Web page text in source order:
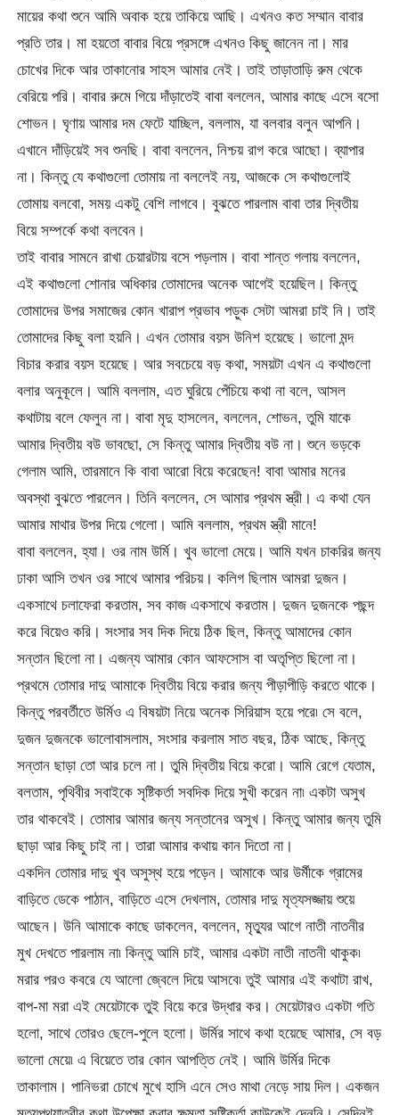
মায়ের কথা শুনে আমি অবাক হয়ে তাকিয়ে আছি। এখনও কত সম্মান বাবার
প্রতি তার। মা হয়তো বাবার বিয়ে প্রসঙ্গে এখনও কিছু জানেন না। মার
চোখের দিকে আর তাকানোর সাহস আমার নেই। তাই তাড়াতাড়ি রুম থেকে
বেরিয়ে পরি। বাবার রুমে গিয়ে দাঁড়াতেই বাবা বললেন, আমার কাছে এসে বসো
শোভন। ঘৃণায় আমার দম ফেটে যাচ্ছিল, বললাম, যা বলবার বলুন আপনি।
এখানে দাঁড়িয়েই সব শুনছি। বাবা বললেন, নিশ্চয় রাগ করে আছো। ব্যাপার
না। কিন্তু যে কথাগুলো তোমায় না বললেই নয়, আজকে সে কথাগুলোই
তোমায় বলবো, সময় একটু বেশি লাগবে। বুঝতে পারলাম বাবা তার দ্বিতীয়
বিয়ে সম্পর্কে কথা বলবেন।
তাই বাবার সামনে রাখা চেয়ারটায় বসে পড়লাম। বাবা শান্ত গলায় বললেন,
এই কথাগুলো শোনার অধিকার তোমাদের অনেক আগেই হয়েছিল। কিন্তু
তোমাদের উপর সমাজের কোন খারাপ প্রভাব পড়ুক সেটা আমরা চাই নি। তাই
তোমাদের কিছু বলা হয়নি। এখন তোমার বয়স উনিশ হয়েছে। ভালো মন্দ
বিচার করার বয়স হয়েছে। আর সবচেয়ে বড় কথা, সময়টা এখন এ কথাগুলো
বলার অনুকূলে। আমি বললাম, এত ঘুরিয়ে পেঁচিয়ে কথা না বলে, আসল
কথাটায় বলে ফেলুন না। বাবা মৃদু হাসলেন, বললেন, শোভন, তুমি যাকে
আমার দ্বিতীয় বউ ভাবছো, সে কিন্তু আমার দ্বিতীয় বউ না। শুনে ভড়কে
গেলাম আমি, তারমানে কি বাবা আরো বিয়ে করেছেন! বাবা আমার মনের
অবস্থা বুঝতে পারলেন। তিনি বললেন, সে আমার প্রথম স্ত্রী। এ কথা যেন
আমার মাথার উপর দিয়ে গেলো। আমি বললাম, প্রথম স্ত্রী মানে!
বাবা বললেন, হ্যা। ওর নাম উর্মি। খুব ভালো মেয়ে। আমি যখন চাকরির জন্য
ঢাকা আসি তখন ওর সাথে আমার পরিচয়। কলিগ ছিলাম আমরা দুজন।
একসাথে চলাফেরা করতাম, সব কাজ একসাথে করতাম। দুজন দুজনকে পছন্দ
করে বিয়েও করি। সংসার সব দিক দিয়ে ঠিক ছিল, কিন্তু আমাদের কোন
সন্তান ছিলো না। এজন্য আমার কোন আফসোস বা অতৃপ্তি ছিলো না।
প্রথমে তোমার দাদু আমাকে দ্বিতীয় বিয়ে করার জন্য পীড়াপীড়ি করতে থাকে।
কিন্তু পরবর্তীতে উর্মিও এ বিষয়টা নিয়ে অনেক সিরিয়াস হয়ে পরে৷ সে বলে,
দুজন দুজনকে ভালোবাসলাম, সংসার করলাম সাত বছর, ঠিক আছে, কিন্তু
সন্তান ছাড়া তো আর চলে না। তুমি দ্বিতীয় বিয়ে করো। আমি রেগে যেতাম,
বলতাম, পৃথিবীর সবাইকে সৃষ্টিকর্তা সবদিক দিয়ে সুখী করেন না৷ একটা অসুখ
তার থাকবেই। তোমার আমার জন্য সন্তানের অসুখ। কিন্তু আমার জন্য তুমি
ছাড়া আর কিছু চাই না। তারা আমার কথায় কান দিতো না।
একদিন তোমার দাদু খুব অসুস্থ হয়ে পড়েন। আমাকে আর উর্মীকে গ্রামের
বাড়িতে ডেকে পাঠান, বাড়িতে এসে দেখলাম, তোমার দাদু মৃত্যসজ্জায় শুয়ে
আছেন। উনি আমাকে কাছে ডাকলেন, বললেন, মৃত্যুর আগে নাতী নাতনীর
মুখ দেখতে পারলাম না৷ কিন্তু আমি চাই, আমার একটা নাতী নাতনী থাকুক৷
মরার পরও কবরে যে আলো জ্বেলে দিয়ে আসবে৷ তুই আমার এই কথাটা রাখ,
বাপ-মা মরা এই মেয়েটাকে তুই বিয়ে করে উদ্ধার কর। মেয়েটারও একটা গতি
হলো, সাথে তোরও ছেলে-পুলে হলো। উর্মির সাথে কথা হয়েছে আমার, সে বড়
ভালো মেয়ে৷ এ বিয়েতে তার কোন আপত্তি নেই। আমি উর্মির দিকে
তাকালাম। পানিভরা চোখে মুখে হাসি এনে সেও মাথা নেড়ে সায় দিল। একজন